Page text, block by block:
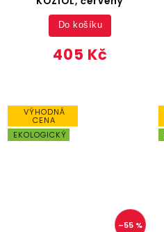
405 Kč
Do košíku
VÝHODNÁ
CENA
EKOLOGICKÝ
–55 %